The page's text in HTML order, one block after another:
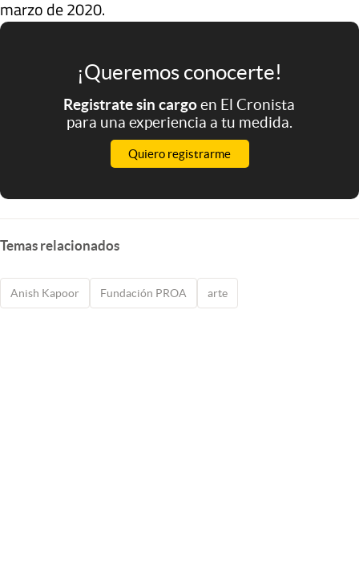
marzo de 2020.
¡Queremos conocerte!
Registrate sin cargoen El Cronista
para una experiencia a tu medida.
Quiero registrarme
Temas relacionados
Anish Kapoor Fundación PROA arte